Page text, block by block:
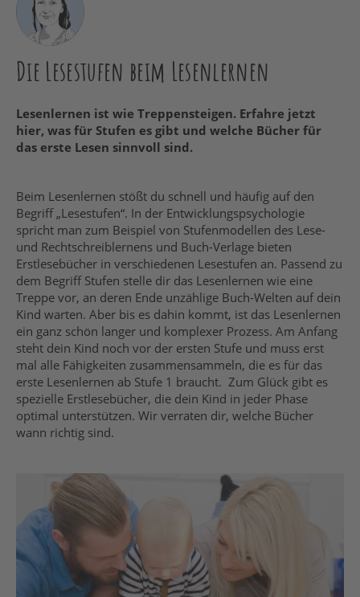
Die Lesestufen beim Lesenlernen
Lesenlernen ist wie Treppensteigen. Erfahre jetzt
hier, was für Stufen es gibt und welche Bücher für
das erste Lesen sinnvoll sind.
Beim Lesenlernen stößt du schnell und häufig auf den
Begriff „Lesestufen“. In der Entwicklungspsychologie
spricht man zum Beispiel von Stufenmodellen des Lese-
und Rechtschreiblernens und Buch-Verlage bieten
Erstlesebücher in verschiedenen Lesestufen an. Passend zu
dem Begriff Stufen stelle dir das Lesenlernen wie eine
Treppe vor, an deren Ende unzählige Buch-Welten auf dein
Kind warten. Aber bis es dahin kommt, ist das Lesenlernen
ein ganz schön langer und komplexer Prozess. Am Anfang
steht dein Kind noch vor der ersten Stufe und muss erst
mal alle Fähigkeiten zusammensammeln, die es für das
erste Lesenlernen ab Stufe 1 braucht. Zum Glück gibt es
spezielle Erstlesebücher, die dein Kind in jeder Phase
optimal unterstützen. Wir verraten dir, welche Bücher
wann richtig sind.